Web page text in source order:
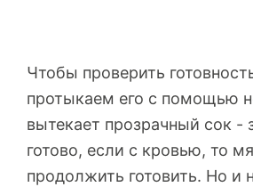
Чтобы проверить
протыкаем его с помощью
вытекает прозрачный сок -
готово, если с кровью, то
продолжить готовить. Но и